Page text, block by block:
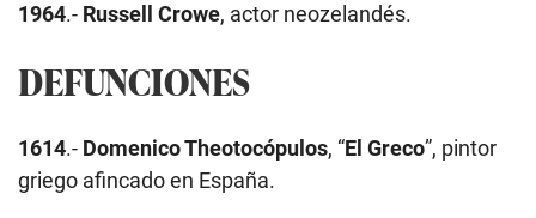
1964.- Russell Crowe, actor neozelandés.
DEFUNCIONES
1614.- Domenico Theotocópulos, “El Greco”, pintor
griego afincado en España.